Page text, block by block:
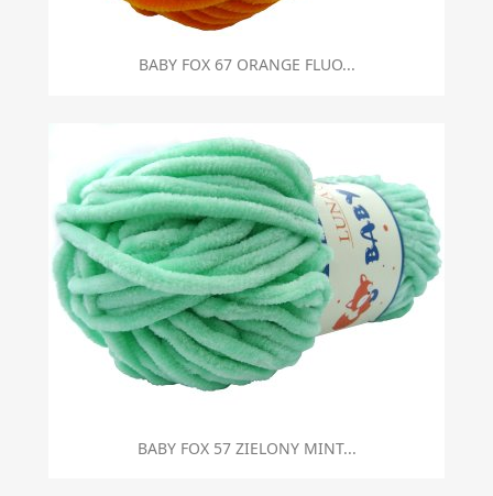
BABY FOX 67 ORANGE FLUO...
BABY FOX 57 ZIELONY MINT...